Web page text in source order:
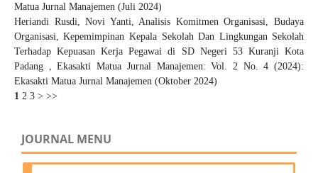
Matua Jurnal Manajemen (Juli 2024)
Heriandi Rusdi, Novi Yanti, Analisis Komitmen Organisasi, Budaya
Organisasi, Kepemimpinan Kepala Sekolah Dan Lingkungan Sekolah
Terhadap Kepuasan Kerja Pegawai di SD Negeri 53 Kuranji Kota
Padang
,Ekasakti Matua Jurnal Manajemen: Vol. 2 No. 4 (2024):
Ekasakti Matua Jurnal Manajemen (Oktober 2024)
1 2 3 > >>
JOURNAL MENU